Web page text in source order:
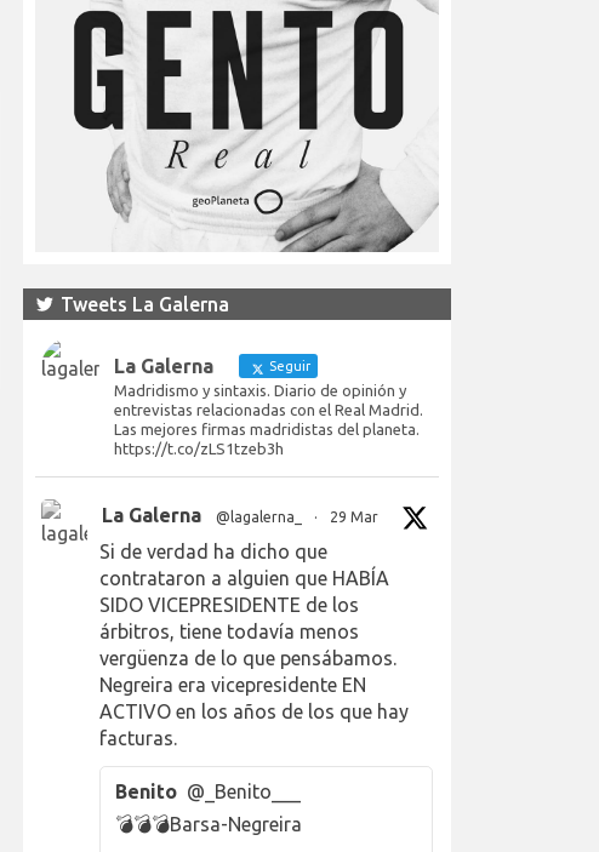
Tweets La Galerna
La Galerna Seguir
Madridismo y sintaxis. Diario de opinión y
entrevistas relacionadas con el Real Madrid.
Las mejores firmas madridistas del planeta.
https://t.co/zLS1tzeb3h
La Galerna @lagalerna_ · 29 Mar
Si de verdad ha dicho que
contrataron a alguien que HABÍA
SIDO VICEPRESIDENTE de los
árbitros, tiene todavía menos
vergüenza de lo que pensábamos.
Negreira era vicepresidente EN
ACTIVO en los años de los que hay
facturas.
Benito @_Benito___
💣💣💣Barsa-Negreira